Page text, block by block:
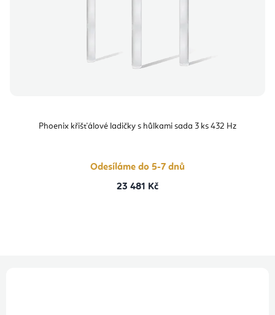
Phoenix křišťálové ladičky s hůlkami sada 3 ks 432 Hz
Odesíláme do 5-7 dnů
23 481 Kč